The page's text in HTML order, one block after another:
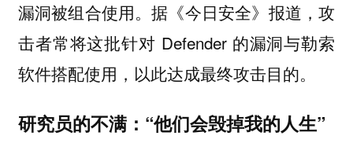
漏洞被组合使用。据《今日安全》报道，攻
击者常将这批针对 Defender 的漏洞与勒索
软件搭配使用，以此达成最终攻击目的。
研究员的不满：“他们会毁掉我的人生”